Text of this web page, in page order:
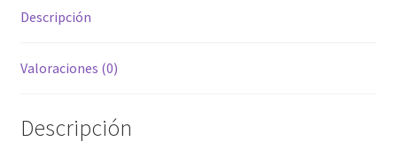
Descripción
Valoraciones (0)
Descripción